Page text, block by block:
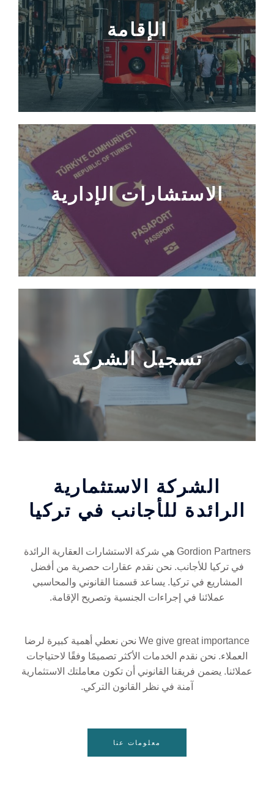
الإقامة
الاستشارات الإدارية
تسجيل الشركة
الشركة الاستثمارية
الرائدة للأجانب في تركيا
Gordion Partners هي شركة الاستشارات العقارية الرائدة
في تركيا للأجانب. نحن نقدم عقارات حصرية من أفضل
المشاريع في تركيا. يساعد قسمنا القانوني والمحاسبي
عملائنا في إجراءات الجنسية وتصريح الإقامة.
We give great importance نحن نعطي أهمية كبيرة لرضا
العملاء. نحن نقدم الخدمات الأكثر تصميمًا وفقًا لاحتياجات
عملائنا. يضمن فريقنا القانوني أن تكون معاملتك الاستثمارية
آمنة في نظر القانون التركي.
معلومات عنا